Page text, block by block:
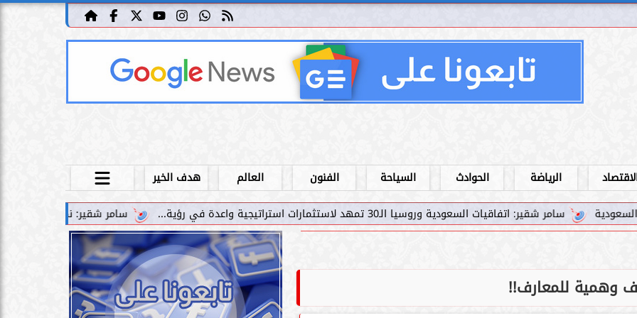
الرياضة الحوادث السياحة الفنون العالم
هدف الخير
سامر شقير: نمو صناديق الاستثمار الخاصة
سامر شقير: اتفاقيات السعودية وروسيا الـ30 تمهد لاستثمارات استراتيجية واعدة في رؤية...
وهمية للمعارف!!